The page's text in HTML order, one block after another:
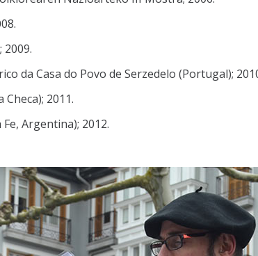
da Casa do Povo de Serzedelo (Portugal);
2011.
Argentina); 2012.